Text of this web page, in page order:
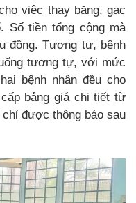
việc thay băng, gạc
Số tiền tổng cộng mà
đồng. Tương tự, bệnh
tương tự, với mức
bệnh nhân đều cho
bảng giá chi tiết từ
được thông báo sau